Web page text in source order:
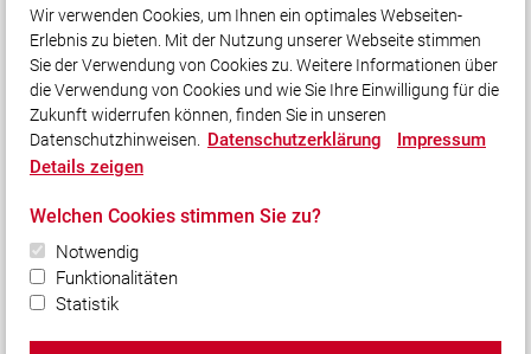
Facebookseite der Kinderfeuerwehr Köditz
Instagramseite der Feuerwehr Köditz
Instagramseite der Jugendfeuerwehr Köditz
Social Media
Bleiben Sie mit uns in Kontakt und vernetzen Sie sich
mit uns!
Wir verwenden Cookies, um Ihnen ein optimales Webseiten-
Erlebnis zu bieten. Mit der Nutzung unserer Webseite stimmen
Sie der Verwendung von Cookies zu. Weitere Informationen über
die Verwendung von Cookies und wie Sie Ihre Einwilligung für die
Zukunft widerrufen können, finden Sie in unseren
Datenschutzhinweisen. Datenschutzerklärung
Impressum
Details zeigen
Welchen Cookies stimmen Sie zu?
Notwendig
Funktionalitäten
Statistik